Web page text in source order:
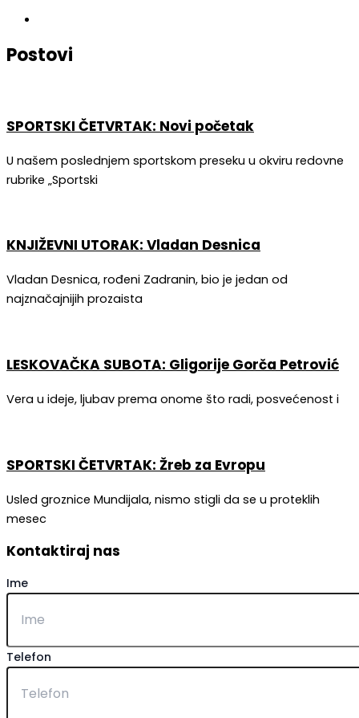
Postovi
SPORTSKI ČETVRTAK: Novi početak
U našem poslednjem sportskom preseku u okviru redovne
rubrike „Sportski
KNJIŽEVNI UTORAK: Vladan Desnica
Vladan Desnica, rođeni Zadranin, bio je jedan od
najznačajnijih prozaista
LESKOVAČKA SUBOTA: Gligorije Gorča Petrović
Vera u ideje, ljubav prema onome što radi, posvećenost i
SPORTSKI ČETVRTAK: Žreb za Evropu
Usled groznice Mundijala, nismo stigli da se u proteklih
mesec
Kontaktiraj nas
Ime
Telefon